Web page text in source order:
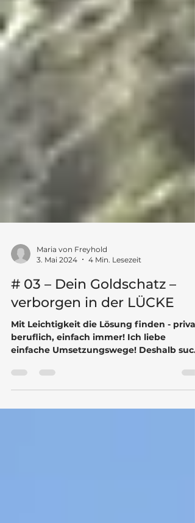
3. Mai 2024
4 Min. Lesezeit
# 03 – Dein Goldschatz –
verborgen in der LÜCKE
Mit Leichtigkeit die Lösung finden -
einfache Umsetzungswege! Deshalb
ich immer nach Paral